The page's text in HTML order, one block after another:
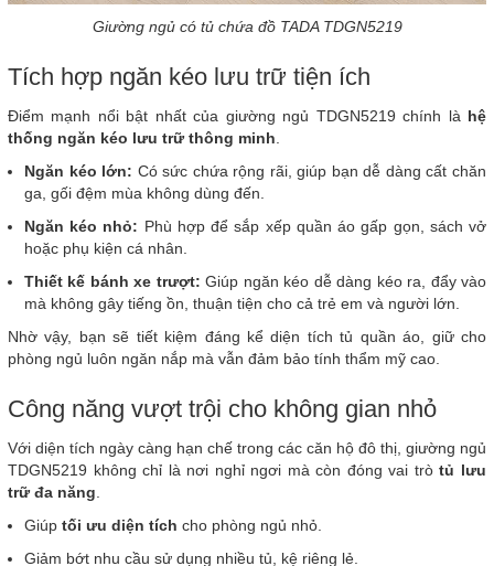
Giường ngủ có tủ chứa đồ TADA TDGN5219
Tích hợp ngăn kéo lưu trữ tiện ích
Điểm mạnh nổi bật nhất của giường ngủ TDGN5219 chính là hệ
thống ngăn kéo lưu trữ thông minh
Ngăn kéo lớn: Có sức chứa rộng rãi, giúp bạn dễ dàng cất chăn
ga, gối đệm mùa không dùng đến.
Ngăn kéo nhỏ: Phù hợp để sắp xếp quần áo gấp gọn, sách vở
hoặc phụ kiện cá nhân.
Thiết kế bánh xe trượt: Giúp ngăn kéo dễ dàng kéo ra, đẩy vào
mà không gây tiếng ồn, thuận tiện cho cả trẻ em và người lớn.
Nhờ vậy, bạn sẽ tiết kiệm đáng kể diện tích tủ quần áo, giữ cho
phòng ngủ luôn ngăn nắp mà vẫn đảm bảo tính thẩm mỹ cao.
Công năng vượt trội cho không gian nhỏ
Với diện tích ngày càng hạn chế trong các căn hộ đô thị, giường ngủ
TDGN5219 không chỉ là nơi nghỉ ngơi mà còn đóng vai tròtủ lưu
trữ đa năng
Giúp tối ưu diện tích cho phòng ngủ nhỏ.
Giảm bớt nhu cầu sử dụng nhiều tủ, kệ riêng lẻ.